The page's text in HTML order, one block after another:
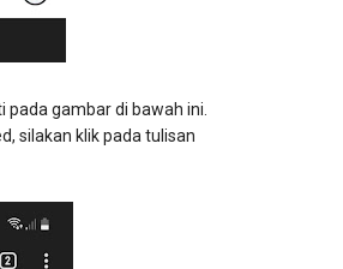
gambar di bawah ini.
silakan klik pada tulisan